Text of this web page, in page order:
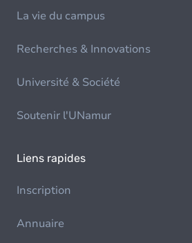
La vie du campus
Recherches & Innovations
Université & Société
Soutenir l'UNamur
Liens rapides
Inscription
Annuaire